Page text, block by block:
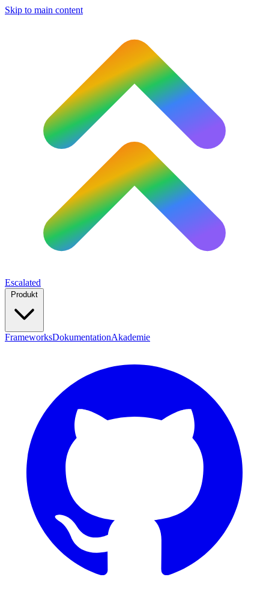
Skip to main content
Escalated
FrameworksDokumentationAkademie